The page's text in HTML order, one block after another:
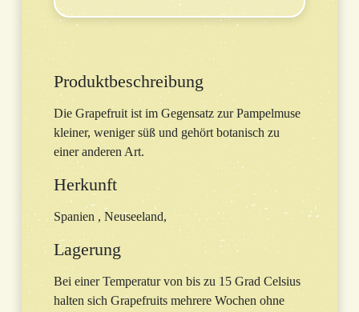
Produktbeschreibung
Die Grapefruit ist im Gegensatz zur Pampelmuse
kleiner, weniger süß und gehört botanisch zu
einer anderen Art.
Herkunft
Spanien , Neuseeland,
Lagerung
Bei einer Temperatur von bis zu 15 Grad Celsius
halten sich Grapefruits mehrere Wochen ohne